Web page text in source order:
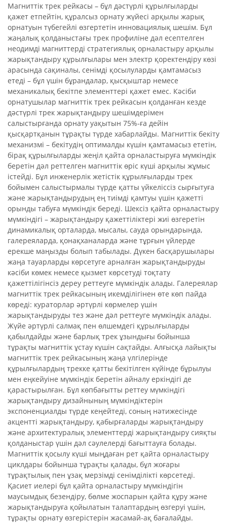
Магниттік трек рейкасы – бұл дәстүрлі құрылғыларды
қажет етпейтін, құралсыз орнату жүйесі арқылы жарық
орнатуын түбегейлі өзгертетін инновациялық шешім. Бұл
жаңалық қолданыстағы трек профиліне дәл есептелген
неодимді магниттерді стратегиялық орналастыру арқылы
жарықтандыру құрылғылары мен электр қоректендіру көзі
арасында сақиналы, сенімді қосылуларды қамтамасыз
етеді – бұл үшін бұрандалар, қысқыштар немесе
механикалық бекітпе элементтері қажет емес. Кәсіби
орнатушылар магниттік трек рейкасын қолданған кезде
дәстүрлі трек жарықтандыру шешімдерімен
салыстырғанда орнату уақытын 75%-ға дейін
қысқартқанын тұрақты түрде хабарлайды. Магниттік бекіту
механизмі – бекітудің оптималды күшін қамтамасыз ететін,
бірақ құрылғыларды жеңіл қайта орналастыруға мүмкіндік
беретін дәл реттелген магниттік өріс күші арқылы жұмыс
істейді. Бұл инженерлік жетістік құрылғыларды трек
бойымен салыстырмалы түрде қатты үйкеліссіз сырғытуға
және жарықтандырудың ең тиімді қамтуы үшін қажетті
орынды табуға мүмкіндік береді. Шексіз қайта орналастыру
мүмкіндігі – жарықтандыру қажеттіліктері жиі өзгеретін
динамикалық орталарда, мысалы, сауда орындарында,
галереяларда, қонақханаларда және тұрғын үйлерде
ерекше маңызды болып табылады. Дүкен басқарушылары
жаңа тауарларды көрсетуге арналған жарықтандыруды
кәсіби көмек немесе қызмет көрсетуді тоқтату
қажеттілігінсіз дереу реттеуге мүмкіндік алады. Галереялар
магниттік трек рейкасының икемділігінен өте көп пайда
көреді: кураторлар әртүрлі көрмелер үшін
жарықтандыруды тез және дәл реттеуге мүмкіндік алады.
Жүйе әртүрлі салмақ пен өлшемдегі құрылғыларды
қабылдайды және барлық трек ұзындығы бойынша
тұрақты магниттік ұстау күшін сақтайды. Алғысқа лайықты
магниттік трек рейкасының жаңа үлгілерінде
құрылғылардың трекке қатты бекітілген күйінде бұрылуы
мен еңкейуіне мүмкіндік беретін айналу еркіндігі де
қарастырылған. Бұл көпбағытты реттеу мүмкіндігі
жарықтандыру дизайнының мүмкіндіктерін
экспоненциалды түрде кеңейтеді, соның нәтижесінде
акцентті жарықтандыру, қабырғаларды жарықтандыру
және архитектуралық элементтерді жарықтандыру сияқты
қолданыстар үшін дәл сәулелерді бағыттауға болады.
Магниттік қосылу күші мыңдаған рет қайта орналастыру
циклдары бойынша тұрақты қалады, бұл жоғары
тұрақтылық пен ұзақ мерзімді сенімділікті көрсетеді.
Қасиет иелері бұл қайта орналастыру мүмкіндігін
маусымдық безендіру, бөлме жоспарын қайта құру және
жарықтандыруға қойылатын талаптардың өзгеруі үшін,
тұрақты орнату өзгерістерін жасамай-ақ бағалайды.